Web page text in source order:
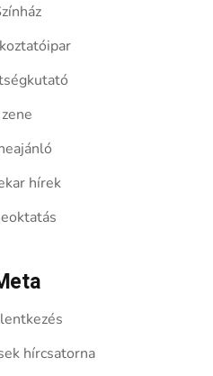
zene
hírek
hírcsatorna